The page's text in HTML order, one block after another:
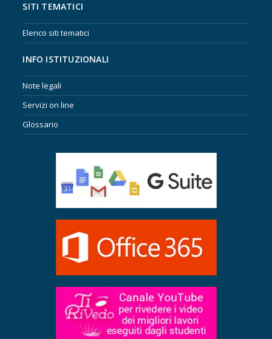
SITI TEMATICI
Elenco siti tematici
INFO ISTITUZIONALI
Note legali
Servizi on line
Glossario